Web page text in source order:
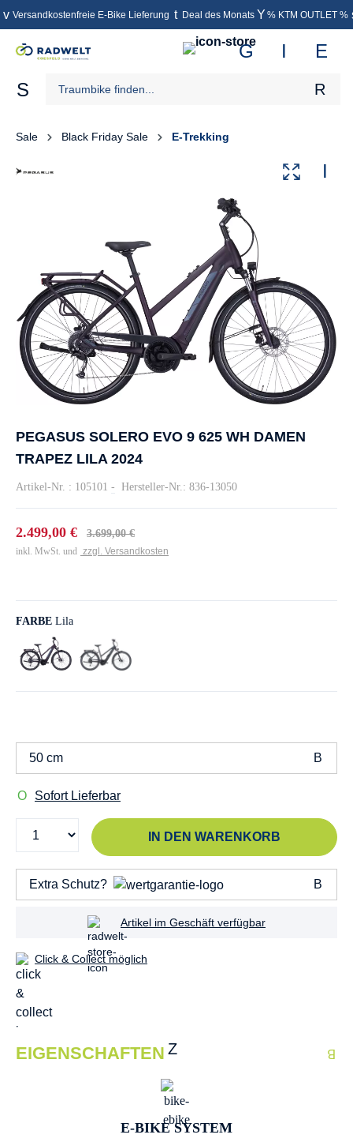
springen
Versandkostenfreie E-Bike Lieferung Deal des Monats % KTM OUTLET %
Sale Black Friday Sale E-Trekking
PEGASUS SOLERO EVO 9 625 WH DAMEN
TRAPEZ LILA 2024
Artikel-Nr. : 105101 - Hersteller-Nr.: 836-13050
2.499,00 € 3.699,00 €
inkl. MwSt. und zzgl. Versandkosten
FARBE Lila
50 cm
Sofort Lieferbar
IN DEN WARENKORB
Extra Schutz?
Artikel im Geschäft verfügbar
Click & Collect möglich
EIGENSCHAFTEN
E-BIKE SYSTEM